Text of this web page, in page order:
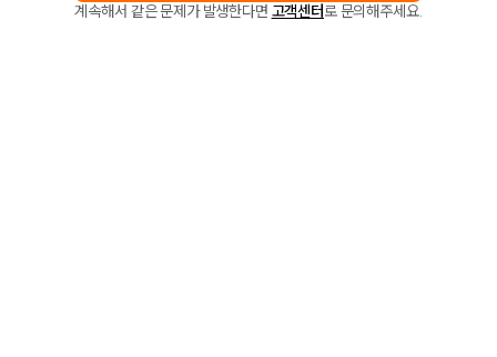
계속해서 같은 문제가 발생한다면 고객센터로 문의해주세요.